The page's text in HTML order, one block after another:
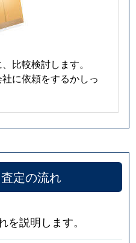
比較検討します。
に依頼をするかしっ
定の流れ
説明します。